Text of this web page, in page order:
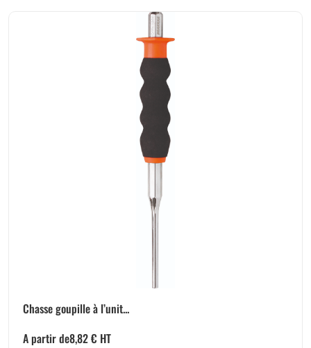
Chasse goupille à l’unit...
A partir de8,82€ HT